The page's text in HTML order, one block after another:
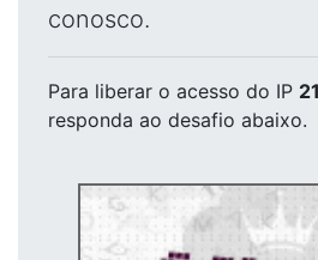
conosco.
Para liberar o acesso do IP
responda ao desafio abaixo.